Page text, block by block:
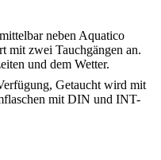
neben Aquatico
mit zwei Tauchgängen an.
und dem Wetter.
Getaucht wird mit
mit DIN und INT-